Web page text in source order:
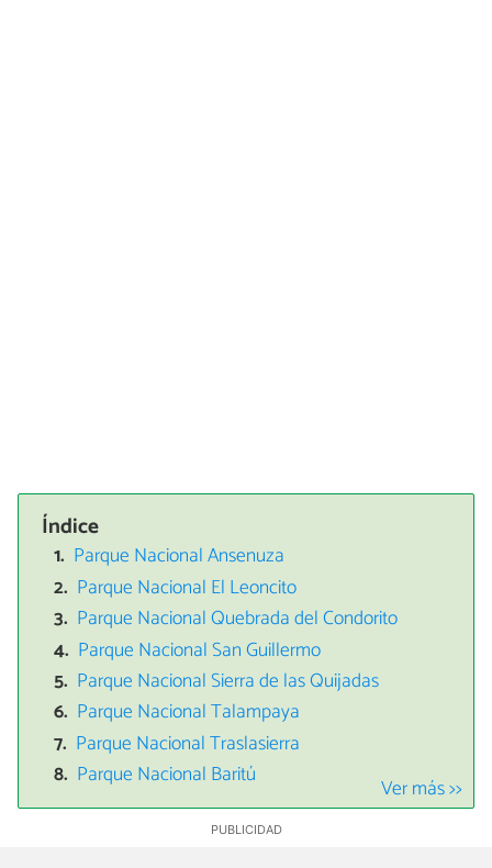
Índice
Parque Nacional Ansenuza
Parque Nacional El Leoncito
Parque Nacional Quebrada del Condorito
Parque Nacional San Guillermo
Parque Nacional Sierra de las Quijadas
Parque Nacional Talampaya
Parque Nacional Traslasierra
Parque Nacional Baritú
Ver más >>